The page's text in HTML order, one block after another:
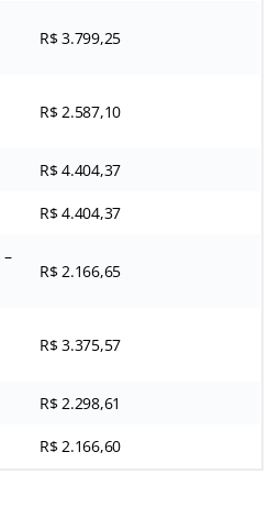
R$ 3.799,25
R$ 2.587,10
R$ 4.404,37
R$ 4.404,37
–
R$ 2.166,65
R$ 3.375,57
R$ 2.298,61
R$ 2.166,60